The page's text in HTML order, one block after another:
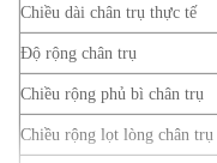
Chiều dài chân trụ thực tế
Độ rộng chân trụ
Chiều rộng phủ bì chân trụ
Chiều rộng lọt lòng chân trụ